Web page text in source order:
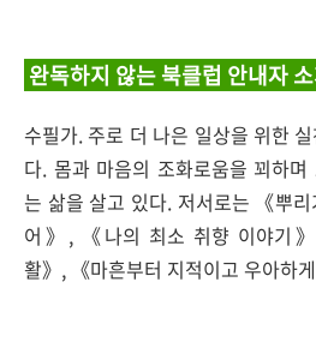
완독하지 않는 북클럽 안내자
수필가. 주로 더 나은 일상을 위한
다. 몸과 마음의 조화로움을 꾀하
는 삶을 살고 있다. 저서로는 《뿌
어》, 《나의 최소 취향 이야기
활》, 《마흔부터 지적이고 우아하